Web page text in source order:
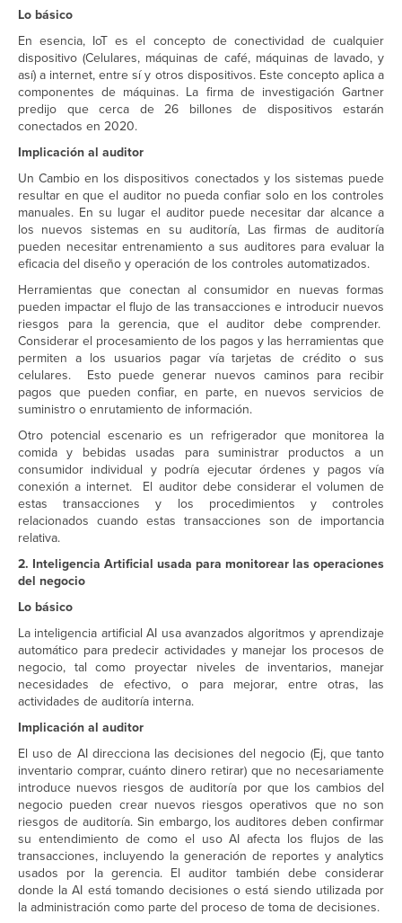
Lo básico
En esencia, IoT es el concepto de conectividad de cualquier
dispositivo (Celulares, máquinas de café, máquinas de lavado, y
así) a internet, entre sí y otros dispositivos. Este concepto aplica a
componentes de máquinas. La firma de investigación Gartner
predijo que cerca de 26 billones de dispositivos estarán
conectados en 2020.
Implicación al auditor
Un Cambio en los dispositivos conectados y los sistemas puede
resultar en que el auditor no pueda confiar solo en los controles
manuales. En su lugar el auditor puede necesitar dar alcance a
los nuevos sistemas en su auditoría, Las firmas de auditoría
pueden necesitar entrenamiento a sus auditores para evaluar la
eficacia del diseño y operación de los controles automatizados.
Herramientas que conectan al consumidor en nuevas formas
pueden impactar el flujo de las transacciones e introducir nuevos
riesgos para la gerencia, que el auditor debe comprender.
Considerar el procesamiento de los pagos y las herramientas que
permiten a los usuarios pagar vía tarjetas de crédito o sus
celulares. Esto puede generar nuevos caminos para recibir
pagos que pueden confiar, en parte, en nuevos servicios de
suministro o enrutamiento de información.
Otro potencial escenario es un refrigerador que monitorea la
comida y bebidas usadas para suministrar productos a un
consumidor individual y podría ejecutar órdenes y pagos vía
conexión a internet. El auditor debe considerar el volumen de
estas transacciones y los procedimientos y controles
relacionados cuando estas transacciones son de importancia
relativa.
2. Inteligencia Artificial usada para monitorear las operaciones
del negocio
Lo básico
La inteligencia artificial AI usa avanzados algoritmos y aprendizaje
automático para predecir actividades y manejar los procesos de
negocio, tal como proyectar niveles de inventarios, manejar
necesidades de efectivo, o para mejorar, entre otras, las
actividades de auditoría interna.
Implicación al auditor
El uso de AI direcciona las decisiones del negocio (Ej, que tanto
inventario comprar, cuánto dinero retirar) que no necesariamente
introduce nuevos riesgos de auditoría por que los cambios del
negocio pueden crear nuevos riesgos operativos que no son
riesgos de auditoría. Sin embargo, los auditores deben confirmar
su entendimiento de como el uso AI afecta los flujos de las
transacciones, incluyendo la generación de reportes y analytics
usados por la gerencia. El auditor también debe considerar
donde la AI está tomando decisiones o está siendo utilizada por
la administración como parte del proceso de toma de decisiones.